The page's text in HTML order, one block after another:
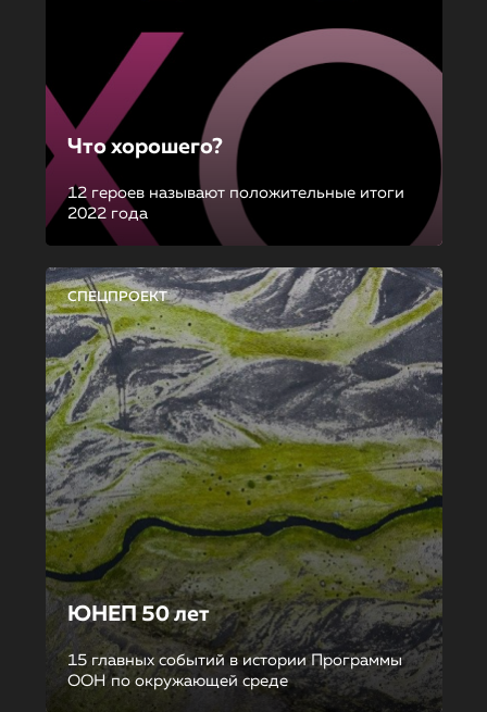
Что хорошего?
12 героев называют положительные итоги
2022 года
СПЕЦПРОЕКТ
ЮНЕП 50 лет
15 главных событий в истории Программы
ООН по окружающей среде